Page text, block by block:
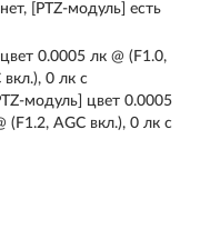
[PTZ-модуль] есть
0.0005 лк @ (F1.0,
0 лк с
модуль] цвет 0.0005
(F1.2, AGC вкл.), 0 лк с